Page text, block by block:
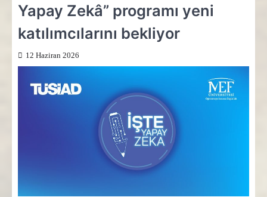
Yapay Zekâ” programı yeni
katılımcılarını bekliyor
12 Haziran 2026